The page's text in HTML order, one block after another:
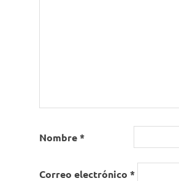
Nombre*
Correo electrónico *